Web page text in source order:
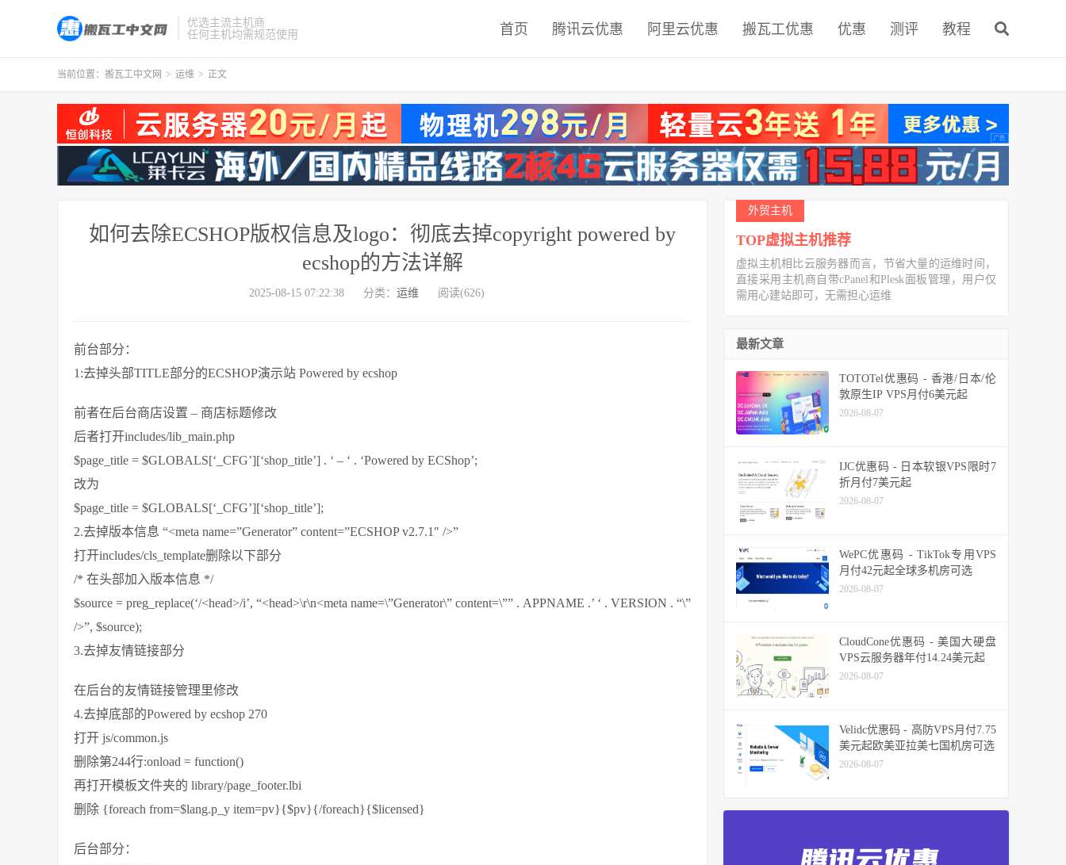
优选主流主机商
任何主机均需规范使用
首页 腾讯云优惠 阿里云优惠 搬瓦工优惠 优惠 测评 教程
当前位置： 搬瓦工中文网 > 运维 > 正文
如何去除ECSHOP版权信息及logo：彻底去掉copyright powered by
ecshop的方法详解
2025-08-15 07:22:38 分类： 运维 阅读(626)
前台部分：
1:去掉头部TITLE部分的ECSHOP演示站 Powered by ecshop
前者在后台商店设置 – 商店标题修改
后者打开includes/lib_main.php
$page_title = $GLOBALS[‘_CFG’][‘shop_title’] . ‘ – ‘ . ‘Powered by ECShop’;
改为
$page_title = $GLOBALS[‘_CFG’][‘shop_title’];
2.去掉版本信息 “<meta name=”Generator” content=”ECSHOP v2.7.1″ />”
打开includes/cls_template删除以下部分
/* 在头部加入版本信息 */
$source = preg_replace(‘/<head>/i’, “<head>\r\n<meta name=\”Generator\” content=\”” . APPNAME .’ ‘ . VERSION . “\”
/>”, $source);
3.去掉友情链接部分
在后台的友情链接管理里修改
4.去掉底部的Powered by ecshop 270
打开 js/common.js
删除第244行:onload = function()
再打开模板文件夹的 library/page_footer.lbi
删除 {foreach from=$lang.p_y item=pv}{$pv}{/foreach}{$licensed}
后台部分：
外贸主机
TOP虚拟主机推荐
虚拟主机相比云服务器而言，节省大量的运维时间，
直接采用主机商自带cPanel和Plesk面板管理，用户仅
需用心建站即可，无需担心运维
最新文章
TOTOTel优惠码 - 香港/日本/伦
敦原生IP VPS月付6美元起
2026-08-07
IJC优惠码 - 日本软银VPS限时7
折月付7美元起
2026-08-07
WePC优惠码 - TikTok专用VPS
月付42元起全球多机房可选
2026-08-07
CloudCone优惠码 - 美国大硬盘
VPS云服务器年付14.24美元起
2026-08-07
Velidc优惠码 - 高防VPS月付7.75
美元起欧美亚拉美七国机房可选
2026-08-07